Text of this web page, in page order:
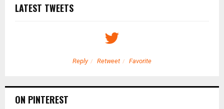
LATEST TWEETS
Reply Retweet Favorite
ON PINTEREST